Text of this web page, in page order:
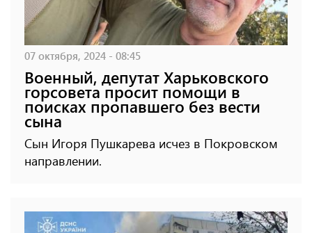
07 октября, 2024 - 08:45
Военный, депутат Харьковского
горсовета просит помощи в
поисках пропавшего без вести
сына
Сын Игоря Пушкарева исчез в Покровском
направлении.